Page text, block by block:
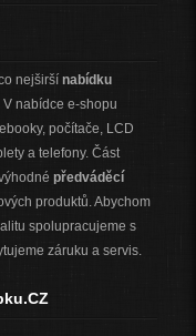
nejširší nabídku
V nabídce e-shopu
počítače, LCD
a telefony. Část
předváděcí
produktů. Abychom
spolupracujeme s
záruku a servis.